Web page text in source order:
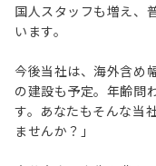
国人スタッフも増え、
います。
今後当社は、海外含め
の建設も予定。年齢問
す。あなたもそんな当
ませんか？」